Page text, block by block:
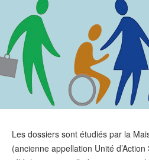
Les dossiers sont étudiés par la
(ancienne appellation Unité